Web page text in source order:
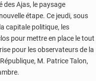
des Ajas, le paysage
étape. Ce jeudi, sous
capitale politique, les
pour mettre en place le tout
pour les observateurs de la
M. Patrice Talon,